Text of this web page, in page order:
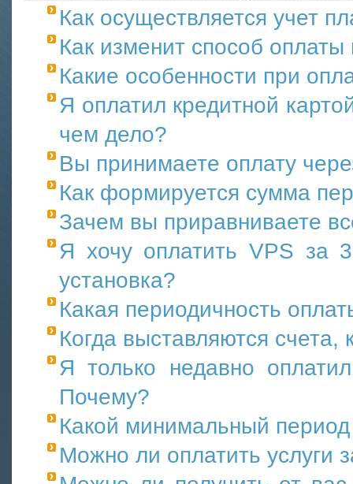
Как осуществляется учет
Как изменит способ
Какие особенности при
Я оплатил кредитной
чем дело?
Вы принимаете оплату
Как формируется сумма
Зачем вы приравниваете
Я хочу оплатить VPS за
установка?
Какая периодичность
Когда выставляются счета,
Я только недавно
Почему?
Какой минимальный
Можно ли оплатить услуги